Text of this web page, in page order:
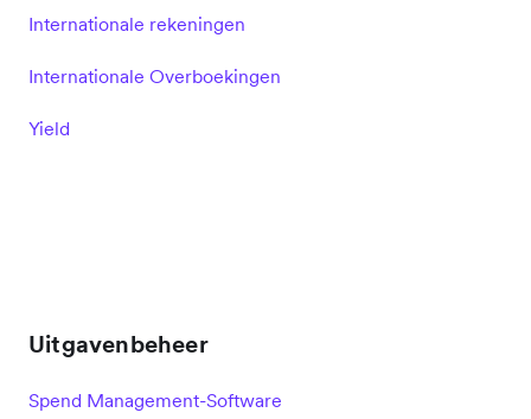
Internationale rekeningen
Internationale Overboekingen
Yield
Uitgavenbeheer
Spend Management-Software